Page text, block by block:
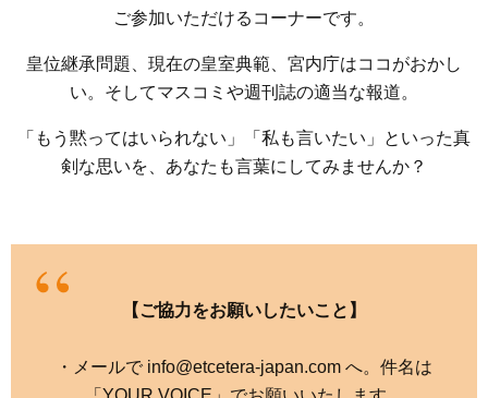
ご参加いただけるコーナーです。
皇位継承問題、現在の皇室典範、宮内庁はココがおかし
い。そしてマスコミや週刊誌の適当な報道。
「もう黙ってはいられない」「私も言いたい」といった真
剣な思いを、あなたも言葉にしてみませんか？
【ご協力をお願いしたいこと】
・メールで info@etcetera-japan.com へ。件名は